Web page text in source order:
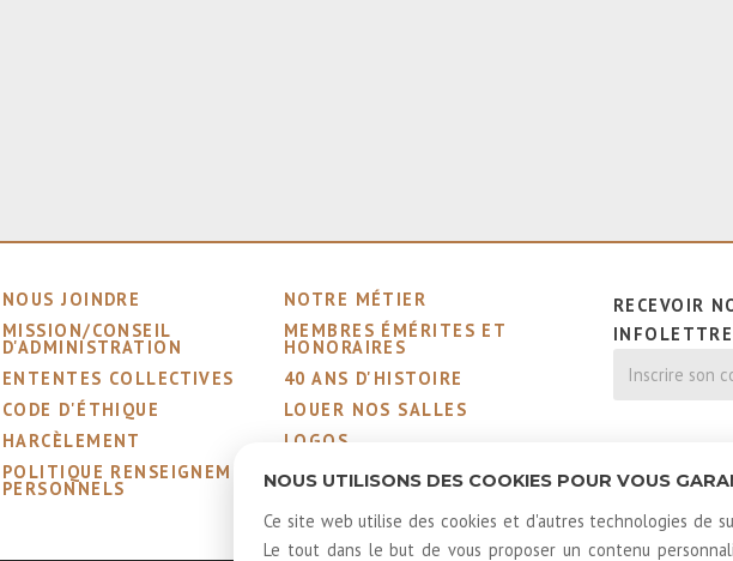
NOUS JOINDRE
MISSION/CONSEIL
D'ADMINISTRATION
ENTENTES COLLECTIVES
CODE D'ÉTHIQUE
HARCÈLEMENT
POLITIQUE RENSEIGNEMENTS
PERSONNELS
NOTRE MÉTIER
MEMBRES ÉMÉRITES ET
HONORAIRES
40 ANS D'HISTOIRE
LOUER NOS SALLES
LOGOS
RECEVOIR
INFOLETTRE
NOUS UTILISONS DES COOKIES POUR VOUS
Ce site web utilise des cookies et d'autres technologies de
Le tout dans le but de vous proposer un contenu